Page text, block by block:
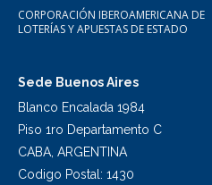
CORPORACIÓN IBEROAMERICANA DE
LOTERÍAS Y APUESTAS DE ESTADO
Sede Buenos Aires
Blanco Encalada 1984
Piso 1ro Departamento C
CABA, ARGENTINA
Codigo Postal: 1430